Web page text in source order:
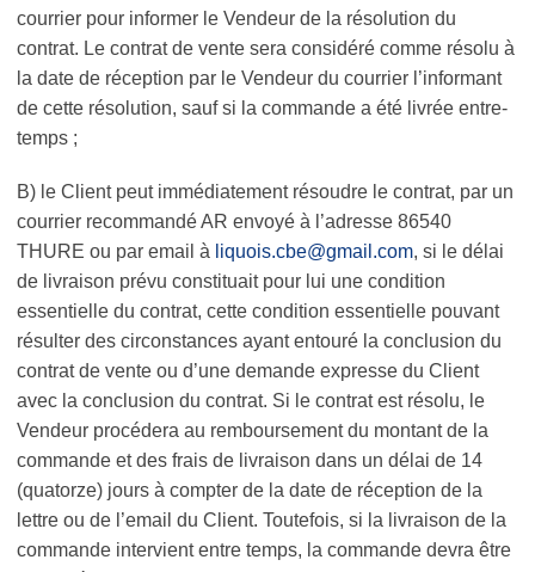
courrier pour informer le Vendeur de la résolution du
contrat. Le contrat de vente sera considéré comme résolu à
la date de réception par le Vendeur du courrier l’informant
de cette résolution, sauf si la commande a été livrée entre-
temps ;
B) le Client peut immédiatement résoudre le contrat, par un
courrier recommandé AR envoyé à l’adresse 86540
THURE ou par email à liquois.cbe@gmail.com, si le délai
de livraison prévu constituait pour lui une condition
essentielle du contrat, cette condition essentielle pouvant
résulter des circonstances ayant entouré la conclusion du
contrat de vente ou d’une demande expresse du Client
avec la conclusion du contrat. Si le contrat est résolu, le
Vendeur procédera au remboursement du montant de la
commande et des frais de livraison dans un délai de 14
(quatorze) jours à compter de la date de réception de la
lettre ou de l’email du Client. Toutefois, si la livraison de la
commande intervient entre temps, la commande devra être